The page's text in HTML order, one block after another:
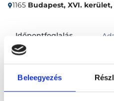
Beleegyezés
1165 Budapest, XVI. kerület,
Időpontfoglalás